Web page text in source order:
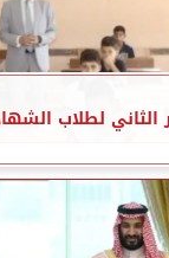
لطلاب الشهادة